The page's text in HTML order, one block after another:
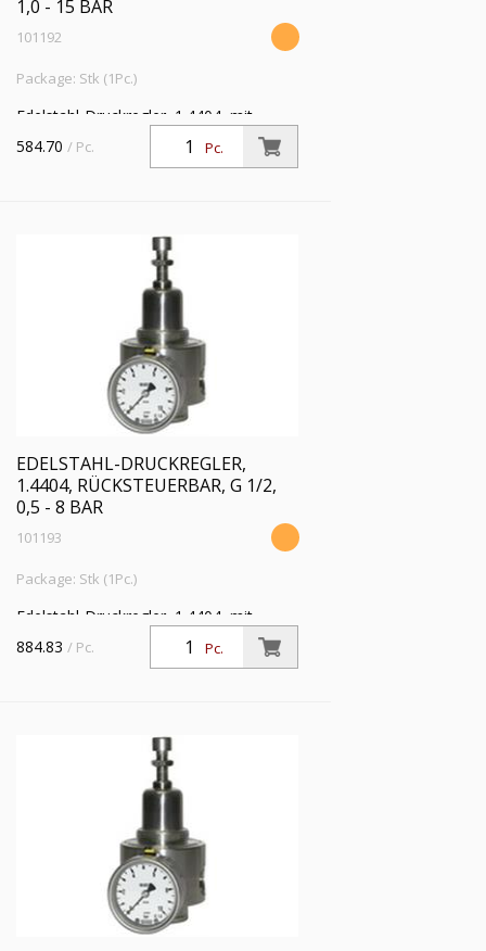
1,0 - 15 BAR
101192
Package: Stk (1Pc.)
Edelstahl-Druckregler, 1.4404, mit
Sekundärentlüftung (rücksteuerbar), inkl.
Mano., G 1/4, Regelber. 1,0 - 15 bar, PE
Pc.
584.70 / Pc.
EDELSTAHL-DRUCKREGLER,
1.4404, RÜCKSTEUERBAR, G 1/2,
0,5 - 8 BAR
101193
Package: Stk (1Pc.)
Edelstahl-Druckregler, 1.4404, mit
Sekundärentlüftung (rücksteuerbar), inkl.
Mano., G 1/2, Regelber. 0,5 - 8 bar, PE
Pc.
884.83 / Pc.